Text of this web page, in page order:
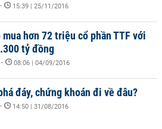
- 15:39 | 25/11/2016
hơn 72 triệu cổ phần TTF với
tỷ đồng
- 08:06 | 04/09/2016
đáy, chứng khoán đi về đâu?
- 14:50 | 31/08/2016